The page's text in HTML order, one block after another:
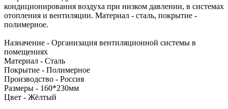
кондиционирования воздуха при низком давлении, в системах
отопления и вентиляции. Материал - сталь, покрытие -
полимерное.
Назначение - Организация вентиляционной системы в
помещениях
Материал - Сталь
Покрытие - Полимерное
Производство - Россия
Размеры - 160*230мм
Цвет - Жёлтый